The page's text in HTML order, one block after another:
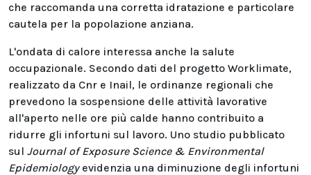
che raccomanda una corretta idratazione e particolare
cautela per la popolazione anziana.
L'ondata di calore interessa anche la salute
occupazionale. Secondo dati del progetto Worklimate,
realizzato da Cnr e Inail, le ordinanze regionali che
prevedono la sospensione delle attività lavorative
all'aperto nelle ore più calde hanno contribuito a
ridurre gli infortuni sul lavoro. Uno studio pubblicato
sul Journal of Exposure Science & Environmental
Epidemiologyevidenzia una diminuzione degli infortuni